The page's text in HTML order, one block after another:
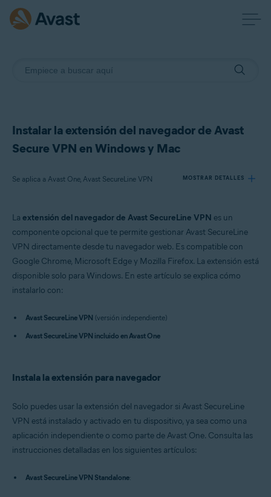
Instalar la extensión del navegador de Avast
Secure VPN en Windows y Mac
Se aplica a Avast One, Avast SecureLine VPN MOSTRAR DETALLES
Avast SecureLine VPN
Sistemas operativos:
Windows
La extensión del navegador de Avast SecureLine VPN es un
componente opcional que te permite gestionar Avast SecureLine
VPN directamente desde tu navegador web. Es compatible con
Google Chrome, Microsoft Edge y Mozilla Firefox. La extensión está
disponible solo para Windows. En este artículo se explica cómo
instalarlo con:
Avast SecureLine VPN (versión independiente)
Avast SecureLine VPN incluido en Avast One
Instala la extensión para navegador
Solo puedes usar la extensión del navegador si Avast SecureLine
VPN está instalado y activado en tu dispositivo, ya sea como una
aplicación independiente o como parte de Avast One. Consulta las
instrucciones detalladas en los siguientes artículos:
Avast SecureLine VPN Standalone: